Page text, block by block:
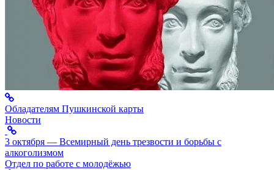
Обладателям Пушкинской карты
Новости
3 октября — Всемирный день трезвости и борьбы с
алкоголизмом
Отдел по работе с молодёжью